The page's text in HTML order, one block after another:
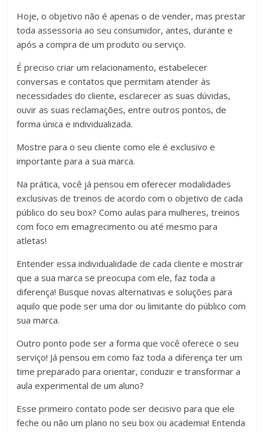
Hoje, o objetivo não é apenas o de vender, mas prestar
toda assessoria ao seu consumidor, antes, durante e
após a compra de um produto ou serviço.
É preciso criar um relacionamento, estabelecer
conversas e contatos que permitam atender às
necessidades do cliente, esclarecer as suas dúvidas,
ouvir as suas reclamações, entre outros pontos, de
forma única e individualizada.
Mostre para o seu cliente como ele é exclusivo e
importante para a sua marca.
Na prática, você já pensou em oferecer modalidades
exclusivas de treinos de acordo com o objetivo de cada
público do seu box? Como aulas para mulheres, treinos
com foco em emagrecimento ou até mesmo para
atletas!
Entender essa individualidade de cada cliente e mostrar
que a sua marca se preocupa com ele, faz toda a
diferença! Busque novas alternativas e soluções para
aquilo que pode ser uma dor ou limitante do público com
sua marca.
Outro ponto pode ser a forma que você oferece o seu
serviço! Já pensou em como faz toda a diferença ter um
time preparado para orientar, conduzir e transformar a
aula experimental de um aluno?
Esse primeiro contato pode ser decisivo para que ele
feche ou não um plano no seu box ou academia! Entenda